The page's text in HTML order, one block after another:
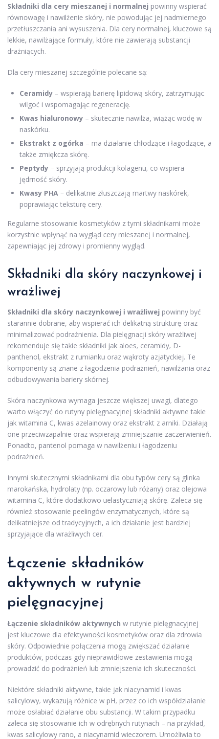
Składniki dla cery mieszanej i normalnej powinny wspierać
równowagę i nawilżenie skóry, nie powodując jej nadmiernego
przetłuszczania ani wysuszenia. Dla cery normalnej, kluczowe są
lekkie, nawilżające formuły, które nie zawierają substancji
drażniących.
Dla cery mieszanej szczególnie polecane są:
Ceramidy – wspierają barierę lipidową skóry, zatrzymując
wilgoć i wspomagając regenerację.
Kwas hialuronowy – skutecznie nawilża, wiążąc wodę w
naskórku.
Ekstrakt z ogórka – ma działanie chłodzące i łagodzące, a
także zmiękcza skórę.
Peptydy – sprzyjają produkcji kolagenu, co wspiera
jędrność skóry.
Kwasy PHA – delikatnie złuszczają martwy naskórek,
poprawiając teksturę cery.
Regularne stosowanie kosmetyków z tymi składnikami może
korzystnie wpłynąć na wygląd cery mieszanej i normalnej,
zapewniając jej zdrowy i promienny wygląd.
Składniki dla skóry naczynkowej i
wrażliwej
Składniki dla skóry naczynkowej i wrażliwej powinny być
starannie dobrane, aby wspierać ich delikatną strukturę oraz
minimalizować podrażnienia. Dla pielęgnacji skóry wrażliwej
rekomenduje się takie składniki jak aloes, ceramidy, D-
panthenol, ekstrakt z rumianku oraz wąkroty azjatyckiej. Te
komponenty są znane z łagodzenia podrażnień, nawilżania oraz
odbudowywania bariery skórnej.
Skóra naczynkowa wymaga jeszcze większej uwagi, dlatego
warto włączyć do rutyny pielęgnacyjnej składniki aktywne takie
jak witamina C, kwas azelainowy oraz ekstrakt z arniki. Działają
one przeciwzapalnie oraz wspierają zmniejszanie zaczerwienień.
Ponadto, pantenol pomaga w nawilżeniu i łagodzeniu
podrażnień.
Innymi skutecznymi składnikami dla obu typów cery są glinka
marokańska, hydrolaty (np. oczarowy lub różany) oraz olejowa
witamina C, które dodatkowo uelastyczniają skórę. Zaleca się
również stosowanie peelingów enzymatycznych, które są
delikatniejsze od tradycyjnych, a ich działanie jest bardziej
sprzyjające dla wrażliwych cer.
Łączenie składników
aktywnych w rutynie
pielęgnacyjnej
Łączenie składników aktywnych w rutynie pielęgnacyjnej
jest kluczowe dla efektywności kosmetyków oraz dla zdrowia
skóry. Odpowiednie połączenia mogą zwiększać działanie
produktów, podczas gdy nieprawidłowe zestawienia mogą
prowadzić do podrażnień lub zmniejszenia ich skuteczności.
Niektóre składniki aktywne, takie jak niacynamid i kwas
salicylowy, wykazują różnice w pH, przez co ich współdziałanie
może osłabiać działanie obu substancji. W takim przypadku
zaleca się stosowanie ich w odrębnych rutynach – na przykład,
kwas salicylowy rano, a niacynamid wieczorem. Umożliwia to